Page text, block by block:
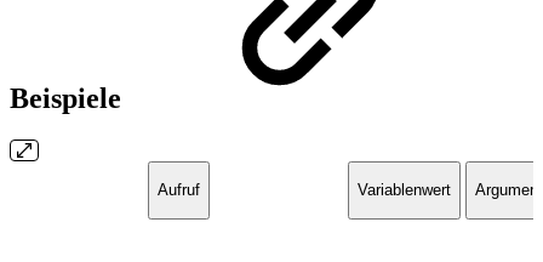
Beispiele
Aufruf Variablenwert